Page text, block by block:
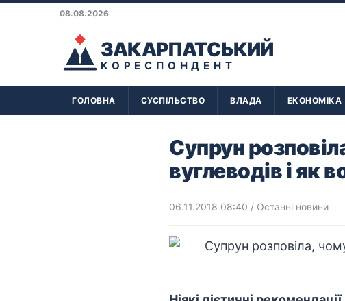
08.08.2026
ЗАКАРПАТСЬКИЙ
КОРЕСПОНДЕНТ
ГОЛОВНА СУСПІЛЬСТВО ВЛАДА ЕКОНОМІКА
Супрун
вуглеводів і як
06.11.2018 08:40 / Останні новини